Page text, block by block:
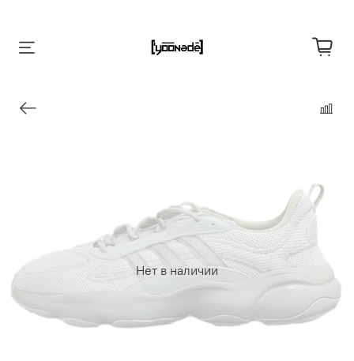
Нет в наличии